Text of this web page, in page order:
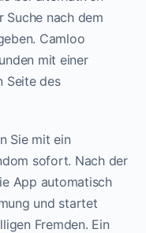
Suche nach dem
Camloo
mit einer
Seite des
Sie mit ein
sofort. Nach der
App automatisch
und startet
Fremden. Ein